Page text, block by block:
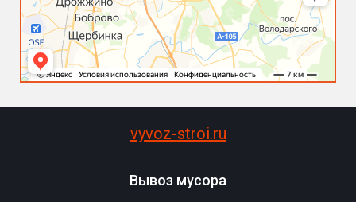
vyvoz-stroi.ru
Вывоз мусора